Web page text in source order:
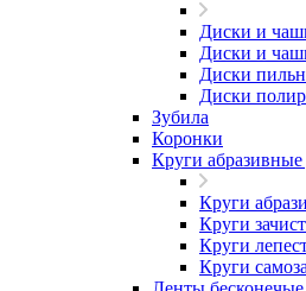
Диски и
Диски и
Диски
Диски
Зубила
Коронки
Круги
Круги
Круги
Круги
Круги